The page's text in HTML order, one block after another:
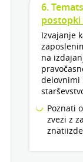
6.
postopki
Izvajanje
na
delovnimi
Poznati
zvezi z